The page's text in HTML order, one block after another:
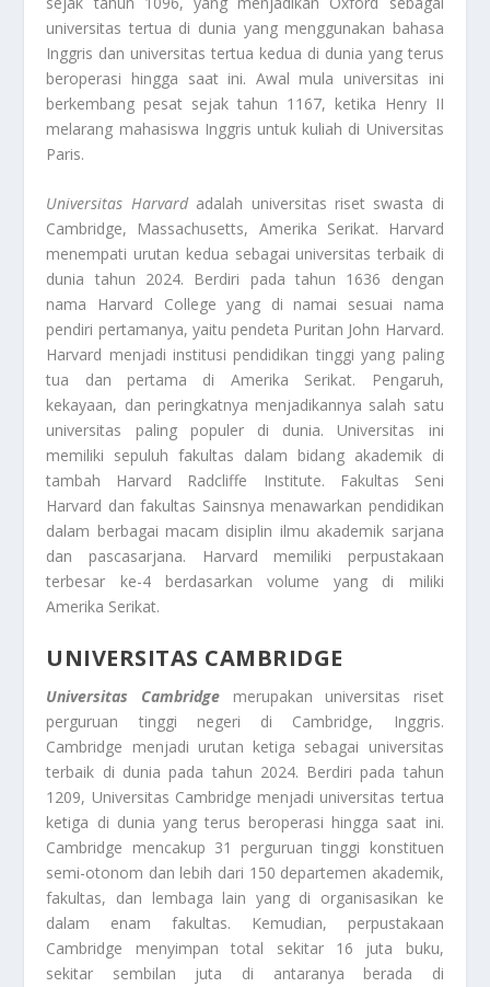
universitas tertua di dunia yang menggunakan bahasa
Inggris dan universitas tertua kedua di dunia yang terus
beroperasi hingga saat ini. Awal mula universitas ini
berkembang pesat sejak tahun 1167, ketika Henry II
melarang mahasiswa Inggris untuk kuliah di Universitas
Paris.
Universitas Harvardadalah universitas riset swasta di
Cambridge, Massachusetts, Amerika Serikat. Harvard
menempati urutan kedua sebagai universitas terbaik di
dunia tahun 2024. Berdiri pada tahun 1636 dengan
nama Harvard College yang di namai sesuai nama
pendiri pertamanya, yaitu pendeta Puritan John Harvard.
Harvard menjadi institusi pendidikan tinggi yang paling
tua dan pertama di Amerika Serikat. Pengaruh,
kekayaan, dan peringkatnya menjadikannya salah satu
universitas paling populer di dunia. Universitas ini
memiliki sepuluh fakultas dalam bidang akademik di
tambah Harvard Radcliffe Institute. Fakultas Seni
Harvard dan fakultas Sainsnya menawarkan pendidikan
dalam berbagai macam disiplin ilmu akademik sarjana
dan pascasarjana. Harvard memiliki perpustakaan
terbesar ke-4 berdasarkan volume yang di miliki
Amerika Serikat.
UNIVERSITAS CAMBRIDGE
Universitas Cambridgemerupakan universitas riset
perguruan tinggi negeri di Cambridge, Inggris.
Cambridge menjadi urutan ketiga sebagai universitas
terbaik di dunia pada tahun 2024. Berdiri pada tahun
1209, Universitas Cambridge menjadi universitas tertua
ketiga di dunia yang terus beroperasi hingga saat ini.
Cambridge mencakup 31 perguruan tinggi konstituen
semi-otonom dan lebih dari 150 departemen akademik,
fakultas, dan lembaga lain yang di organisasikan ke
dalam enam fakultas. Kemudian, perpustakaan
Cambridge menyimpan total sekitar 16 juta buku,
sekitar sembilan juta di antaranya berada di